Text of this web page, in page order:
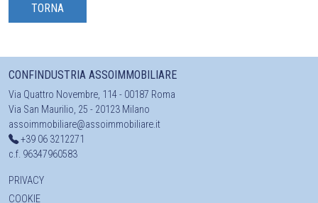
TORNA
CONFINDUSTRIA ASSOIMMOBILIARE
Via Quattro Novembre, 114 - 00187 Roma
Via San Maurilio, 25 - 20123 Milano
assoimmobiliare@assoimmobiliare.it
+39 06 3212271
c.f. 96347960583
PRIVACY
COOKIE